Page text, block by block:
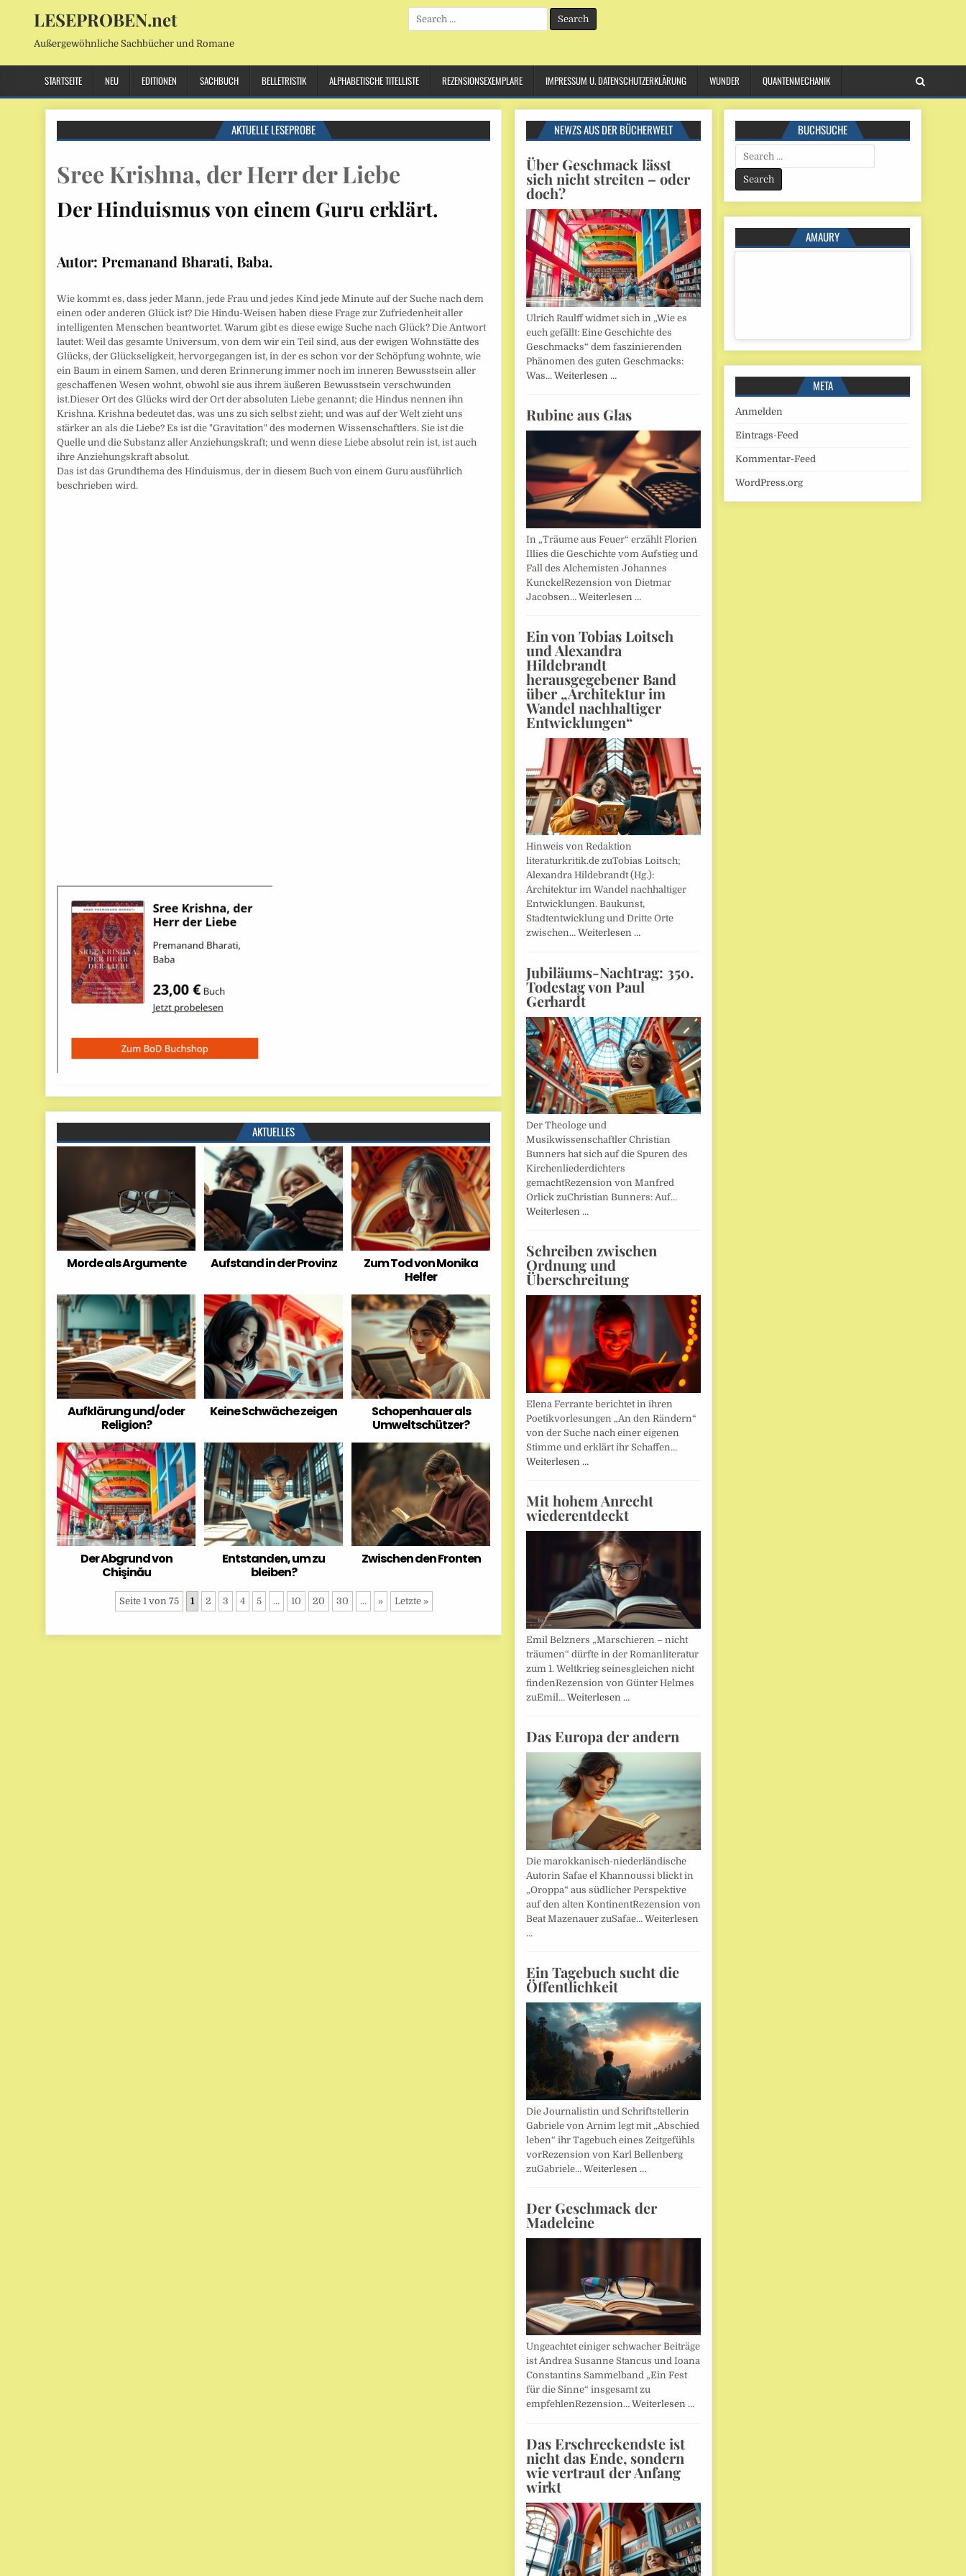
LESEPROBEN.net
Außergewöhnliche Sachbücher und Romane
Search
for:
STARTSEITE NEU EDITIONEN SACHBUCH BELLETRISTIK ALPHABETISCHE TITELLISTE REZENSIONSEXEMPLARE IMPRESSUM U. DATENSCHUTZERKLÄRUNG WUNDER QUANTENMECHANIK
AKTUELLE LESEPROBE
Sree Krishna, der Herr der Liebe
Der Hinduismus von einem Guru erklärt.
Autor: Premanand Bharati, Baba.
Wie kommt es, dass jeder Mann, jede Frau und jedes Kind jede Minute auf der Suche nach dem
einen oder anderen Glück ist? Die Hindu-Weisen haben diese Frage zur Zufriedenheit aller
intelligenten Menschen beantwortet. Warum gibt es diese ewige Suche nach Glück? Die Antwort
lautet: Weil das gesamte Universum, von dem wir ein Teil sind, aus der ewigen Wohnstätte des
Glücks, der Glückseligkeit, hervorgegangen ist, in der es schon vor der Schöpfung wohnte, wie
ein Baum in einem Samen, und deren Erinnerung immer noch im inneren Bewusstsein aller
geschaffenen Wesen wohnt, obwohl sie aus ihrem äußeren Bewusstsein verschwunden
ist.Dieser Ort des Glücks wird der Ort der absoluten Liebe genannt; die Hindus nennen ihn
Krishna. Krishna bedeutet das, was uns zu sich selbst zieht; und was auf der Welt zieht uns
stärker an als die Liebe? Es ist die "Gravitation" des modernen Wissenschaftlers. Sie ist die
Quelle und die Substanz aller Anziehungskraft; und wenn diese Liebe absolut rein ist, ist auch
ihre Anziehungskraft absolut.
Das ist das Grundthema des Hinduismus, der in diesem Buch von einem Guru ausführlich
beschrieben wird.
AKTUELLES
Morde als Argumente Aufstand in der Provinz
Zum Tod von Monika
Helfer
Aufklärung und/oder
Religion?
Keine Schwäche zeigen
Schopenhauer als
Umweltschützer?
Der Abgrund von
Chişinău
Entstanden, um zu
bleiben?
Zwischen den Fronten
Seite 1 von 75 1 2 3 4 5 ... 10 20 30 ... » Letzte »
NEWZS AUS DER BÜCHERWELT
Über Geschmack lässt
sich nicht streiten – oder
doch?
Ulrich Raulff widmet sich in „Wie es
euch gefällt: Eine Geschichte des
Geschmacks“ dem faszinierenden
Phänomen des guten Geschmacks:
Was… Weiterlesen …
Rubine aus Glas
In „Träume aus Feuer“ erzählt Florien
Illies die Geschichte vom Aufstieg und
Fall des Alchemisten Johannes
KunckelRezension von Dietmar
Jacobsen… Weiterlesen …
Ein von Tobias Loitsch
und Alexandra
Hildebrandt
herausgegebener Band
über „Architektur im
Wandel nachhaltiger
Entwicklungen“
Hinweis von Redaktion
literaturkritik.de zuTobias Loitsch;
Alexandra Hildebrandt (Hg.):
Architektur im Wandel nachhaltiger
Entwicklungen. Baukunst,
Stadtentwicklung und Dritte Orte
zwischen… Weiterlesen …
Jubiläums-Nachtrag: 350.
Todestag von Paul
Gerhardt
Der Theologe und
Musikwissenschaftler Christian
Bunners hat sich auf die Spuren des
Kirchenliederdichters
gemachtRezension von Manfred
Orlick zuChristian Bunners: Auf…
Weiterlesen …
Schreiben zwischen
Ordnung und
Überschreitung
Elena Ferrante berichtet in ihren
Poetikvorlesungen „An den Rändern“
von der Suche nach einer eigenen
Stimme und erklärt ihr Schaffen…
Weiterlesen …
Mit hohem Anrecht
wiederentdeckt
Emil Belzners „Marschieren – nicht
träumen“ dürfte in der Romanliteratur
zum 1. Weltkrieg seinesgleichen nicht
findenRezension von Günter Helmes
zuEmil… Weiterlesen …
Das Europa der andern
Die marokkanisch-niederländische
Autorin Safae el Khannoussi blickt in
„Oroppa“ aus südlicher Perspektive
auf den alten KontinentRezension von
Beat Mazenauer zuSafae… Weiterlesen
…
Ein Tagebuch sucht die
Öffentlichkeit
Die Journalistin und Schriftstellerin
Gabriele von Arnim legt mit „Abschied
leben“ ihr Tagebuch eines Zeitgefühls
vorRezension von Karl Bellenberg
zuGabriele… Weiterlesen …
Der Geschmack der
Madeleine
Ungeachtet einiger schwacher Beiträge
ist Andrea Susanne Stancus und Ioana
Constantins Sammelband „Ein Fest
für die Sinne“ insgesamt zu
empfehlenRezension… Weiterlesen …
Das Erschreckendste ist
nicht das Ende, sondern
wie vertraut der Anfang
wirkt
BUCHSUCHE
Search
for:
AMAURY
META
Anmelden
Eintrags-Feed
Kommentar-Feed
WordPress.org